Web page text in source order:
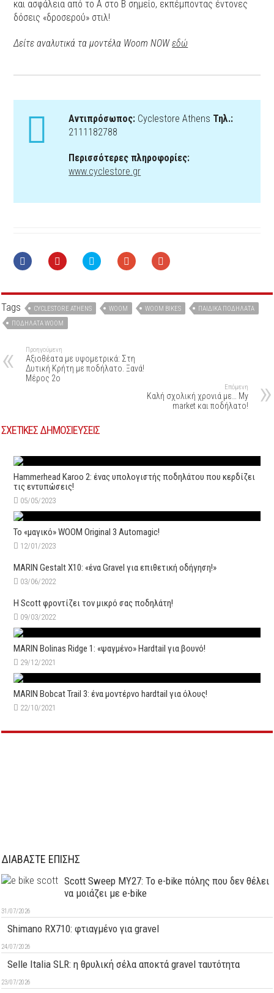
και ασφάλεια από το Α στο Β σημείο, εκπέμποντας έντονες
δόσεις «δροσερού» στιλ!
Δείτε αναλυτικά τα μοντέλα Woom NOWεδώ
Αντιπρόσωπος: Cyclestore Athens Τηλ.:
2111182788
Περισσότερες πληροφορίες:
www.cyclestore.gr
Tags CYCLESTORE ATHENS WOOM WOOM BIKES
ΠΑΙΔΙΚΆ ΠΟΔΉΛΑΤΑ
ΠΟΔΉΛΑΤΑ WOOM
Προηγούμενη
Αξιοθέατα με υψομετρικά: Στη
Δυτική Κρήτη με ποδήλατο. Ξανά!
Μέρος 2o
Επόμενη
Καλή σχολική χρονιά με… Μy
market και ποδήλατο!
ΣΧΕΤΙΚΕΣ ΔΗΜΟΣΙΕΥΣΕΙΣ
Hammerhead Karoo 2: ένας υπολογιστής ποδηλάτου που κερδίζει
τις εντυπώσεις!
05/05/2023
Το «μαγικό» WOOM Original 3 Automagic!
12/01/2023
MARIN Gestalt X10: «ένα Gravel για επιθετική οδήγηση!»
03/06/2022
Η Scott φροντίζει τον μικρό σας ποδηλάτη!
09/03/2022
MARIN Bolinas Ridge 1: «ψαγμένο» Hardtail για βουνό!
29/12/2021
MARIN Bobcat Trail 3: ένα μοντέρνο hardtail για όλους!
22/10/2021
ΔΙΑΒΑΣΤΕ ΕΠΙΣΗΣ
Scott Sweep MY27: Το e-bike πόλης που δεν θέλει
να μοιάζει με e-bike
31/07/2026
Shimano RX710: φτιαγμένο για gravel
24/07/2026
Selle Italia SLR: η θρυλική σέλα αποκτά gravel ταυτότητα
23/07/2026